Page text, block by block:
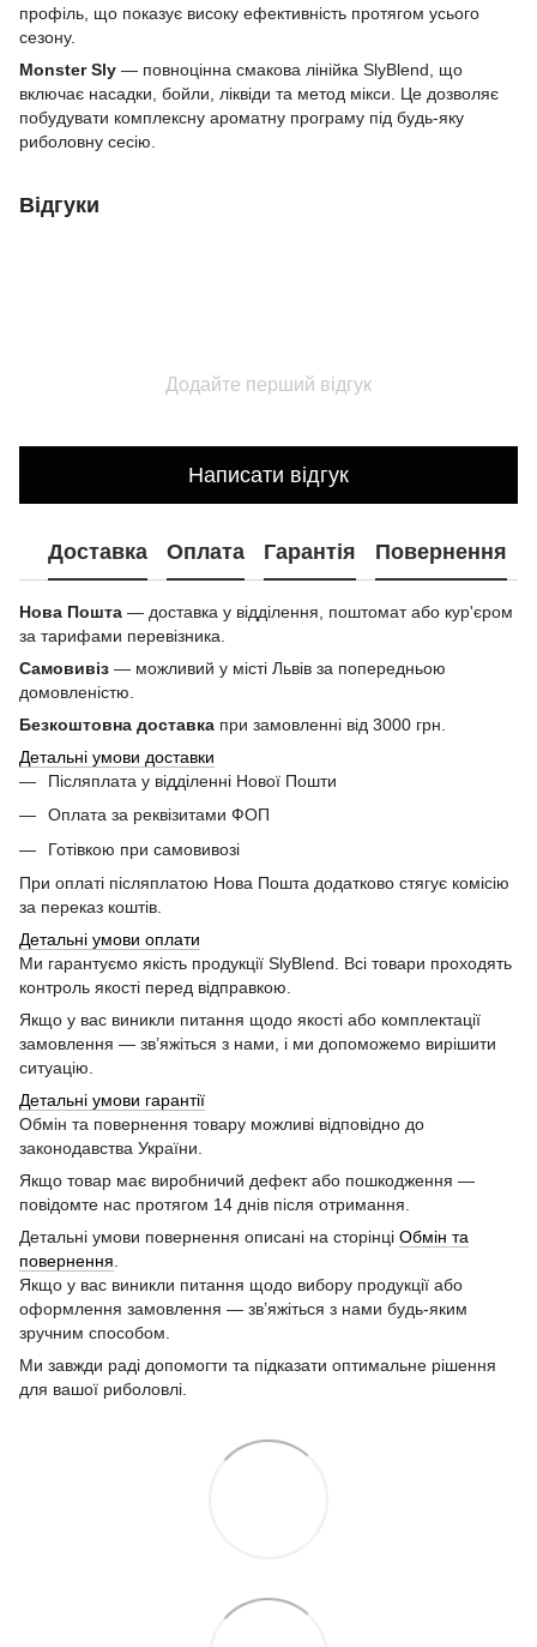
профіль, що показує високу ефективність протягом усього
сезону.
Monster Sly — повноцінна смакова лінійка SlyBlend, що
включає насадки, бойли, ліквіди та метод мікси. Це дозволяє
побудувати комплексну ароматну програму під будь-яку
риболовну сесію.
Відгуки
Додайте перший відгук
Написати відгук
Доставка Оплата Гарантія Повернення
Нова Пошта — доставка у відділення, поштомат або кур'єром
за тарифами перевізника.
Самовивіз — можливий у місті Львів за попередньою
домовленістю.
Безкоштовна доставка при замовленні від 3000 грн.
Детальні умови доставки
Післяплата у відділенні Нової Пошти
Оплата за реквізитами ФОП
Готівкою при самовивозі
При оплаті післяплатою Нова Пошта додатково стягує комісію
за переказ коштів.
Детальні умови оплати
Ми гарантуємо якість продукції SlyBlend. Всі товари проходять
контроль якості перед відправкою.
Якщо у вас виникли питання щодо якості або комплектації
замовлення — зв’яжіться з нами, і ми допоможемо вирішити
ситуацію.
Детальні умови гарантії
Обмін та повернення товару можливі відповідно до
законодавства України.
Якщо товар має виробничий дефект або пошкодження —
повідомте нас протягом 14 днів після отримання.
Детальні умови повернення описані на сторінці Обмін та
повернення
Якщо у вас виникли питання щодо вибору продукції або
оформлення замовлення — зв’яжіться з нами будь-яким
зручним способом.
Ми завжди раді допомогти та підказати оптимальне рішення
для вашої риболовлі.